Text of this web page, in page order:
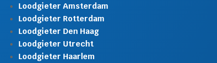
Loodgieter Amsterdam
Loodgieter Rotterdam
Loodgieter Den Haag
Loodgieter Utrecht
Loodgieter Haarlem